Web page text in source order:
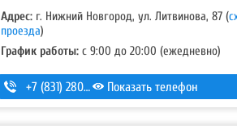
Адрес: г. Нижний Новгород, ул. Литвинова, 87(
проезда)
График работы: с 9:00 до 20:00 (ежедневно)
+7 (831) 280-69-88 Показать телефон